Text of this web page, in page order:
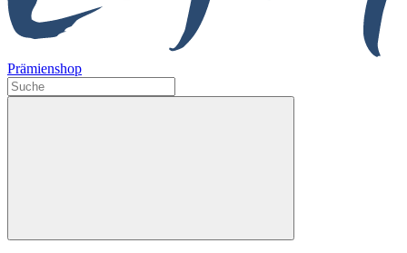
Prämienshop